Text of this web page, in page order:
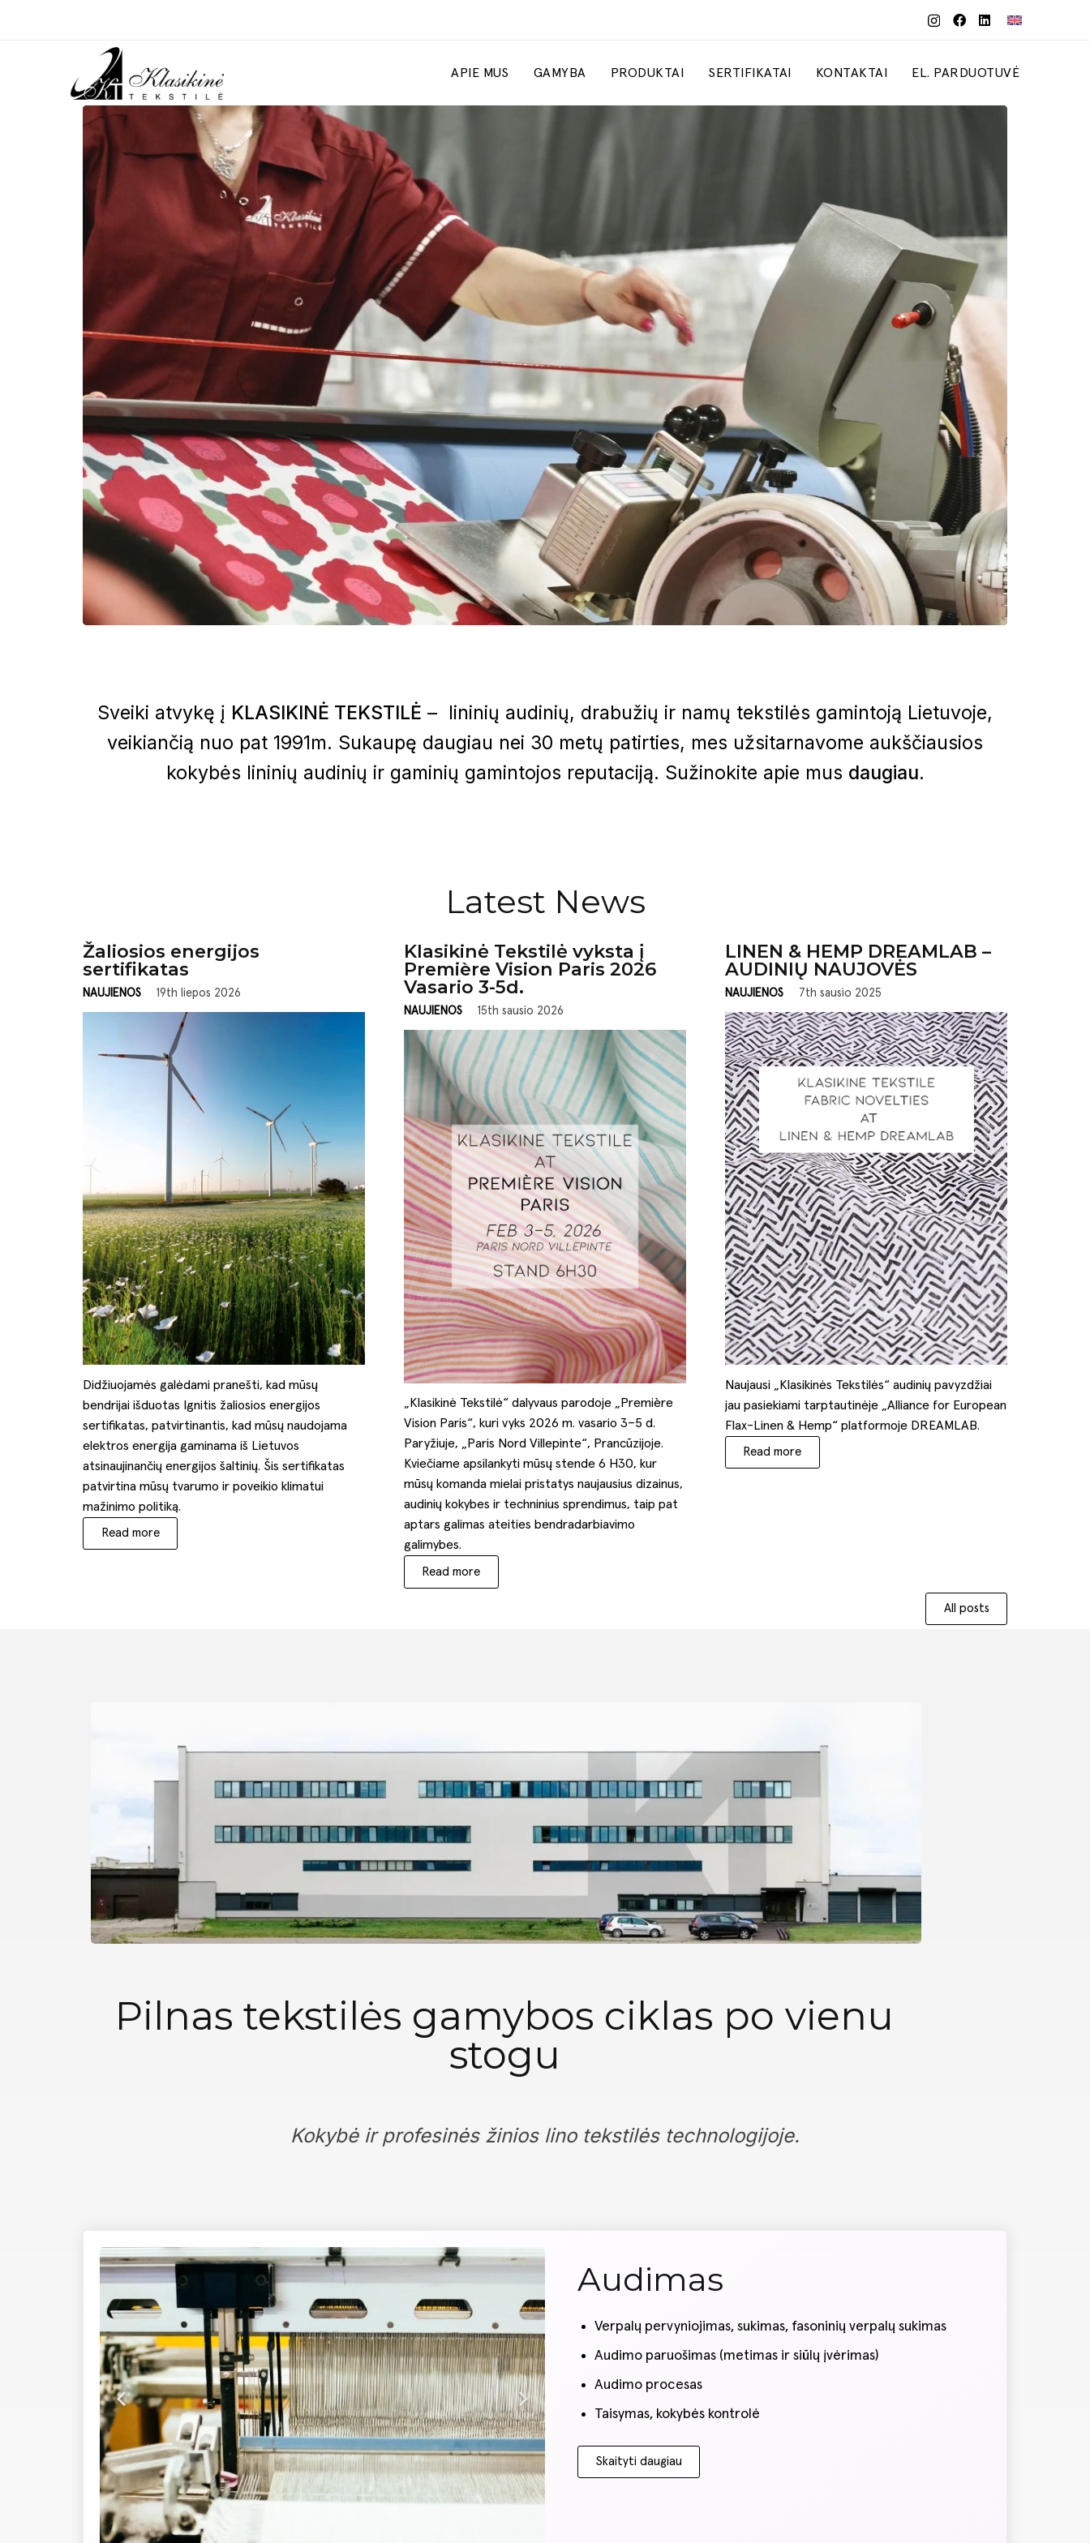
APIE MUS GAMYBA PRODUKTAI SERTIFIKATAI KONTAKTAI EL. PARDUOTUVĖ
Sveiki atvykę į KLASIKINĖ TEKSTILĖ – ​​ lininių audinių, drabužių ir namų tekstilės gamintoją Lietuvoje,
veikiančią nuo pat 1991m. Sukaupę daugiau nei 30 metų patirties, mes užsitarnavome aukščiausios
kokybės lininių audinių ir gaminių gamintojos reputaciją. Sužinokite apie mus daugiau.
Latest News
Žaliosios energijos
sertifikatas
NAUJIENOS 19th liepos 2026
Didžiuojamės galėdami pranešti, kad mūsų
bendrijai išduotas Ignitis žaliosios energijos
sertifikatas, patvirtinantis, kad mūsų naudojama
elektros energija gaminama iš Lietuvos
atsinaujinančių energijos šaltinių. Šis sertifikatas
patvirtina mūsų tvarumo ir poveikio klimatui
mažinimo politiką.
Read more
Klasikinė Tekstilė vyksta į
Première Vision Paris 2026
Vasario 3-5d.
NAUJIENOS 15th sausio 2026
„Klasikinė Tekstilė“ dalyvaus parodoje „Première
Vision Paris“, kuri vyks 2026 m. vasario 3–5 d.
Paryžiuje, „Paris Nord Villepinte“, Prancūzijoje.
Kviečiame apsilankyti mūsų stende 6 H30, kur
mūsų komanda mielai pristatys naujausius dizainus,
audinių kokybes ir techninius sprendimus, taip pat
aptars galimas ateities bendradarbiavimo
galimybes.
Read more
LINEN & HEMP DREAMLAB –
AUDINIŲ NAUJOVĖS
NAUJIENOS 7th sausio 2025
Naujausi „Klasikinės Tekstilės“ audinių pavyzdžiai
jau pasiekiami tarptautinėje „Alliance for European
Flax-Linen & Hemp“ platformoje DREAMLAB.
Read more
All posts
Pilnas tekstilės gamybos ciklas po vienu
stogu
Kokybė ir profesinės žinios lino tekstilės technologijoje.
Audimas
Verpalų pervyniojimas, sukimas, fasoninių verpalų sukimas
Audimo paruošimas (metimas ir siūlų įvėrimas)
Audimo procesas
Taisymas, kokybės kontrolė
Skaityti daugiau